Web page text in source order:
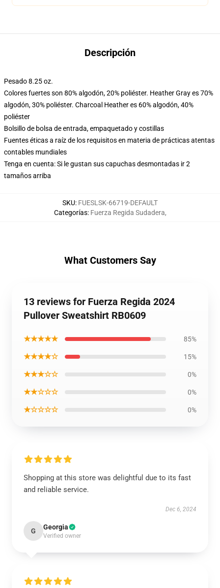
Descripción
Pesado 8.25 oz.
Colores fuertes son 80% algodón, 20% poliéster. Heather Gray es 70%
algodón, 30% poliéster. Charcoal Heather es 60% algodón, 40%
poliéster
Bolsillo de bolsa de entrada, empaquetado y costillas
Fuentes éticas a raíz de los requisitos en materia de prácticas atentas
contables mundiales
Tenga en cuenta: Si le gustan sus capuchas desmontadas ir 2
tamaños arriba
SKU: FUESLSK-66719-DEFAULT
Categorías: Fuerza Regida Sudadera,
What Customers Say
13 reviews for Fuerza Regida 2024
Pullover Sweatshirt RB0609
★★★★★ 85%
★★★★☆ 15%
★★★☆☆ 0%
★★☆☆☆ 0%
★☆☆☆☆ 0%
Shopping at this store was delightful due to its fast
and reliable service.
Dec 6, 2024
G Georgia
Verified owner